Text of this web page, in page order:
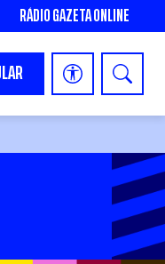
RÁDIO GAZETA ONLINE